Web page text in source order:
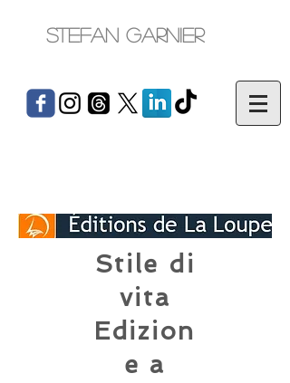
Stefan Garnier
Stile di
vita
Edizion
e a